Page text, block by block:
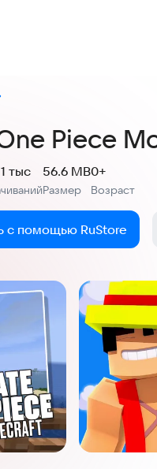
Piece
тыс
Размер
56.6 MB
Возраст
0+
с помощью RuStore